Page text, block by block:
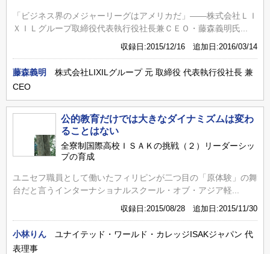
「ビジネス界のメジャーリーグはアメリカだ」――株式会社ＬＩ
ＸＩＬグループ取締役代表執行役社長兼ＣＥＯ・藤森義明氏...
収録日:2015/12/16 追加日:2016/03/14
藤森義明
株式会社LIXILグループ 元 取締役 代表執行役社長 兼
CEO
公的教育だけでは大きなダイナミズムは変わ
ることはない
全寮制国際高校ＩＳＡＫの挑戦（２）リーダーシッ
プの育成
ユニセフ職員として働いたフィリピンが二つ目の「原体験」の舞
台だと言うインターナショナルスクール・オブ・アジア軽...
収録日:2015/08/28 追加日:2015/11/30
小林りん
ユナイテッド・ワールド・カレッジISAKジャパン 代
表理事